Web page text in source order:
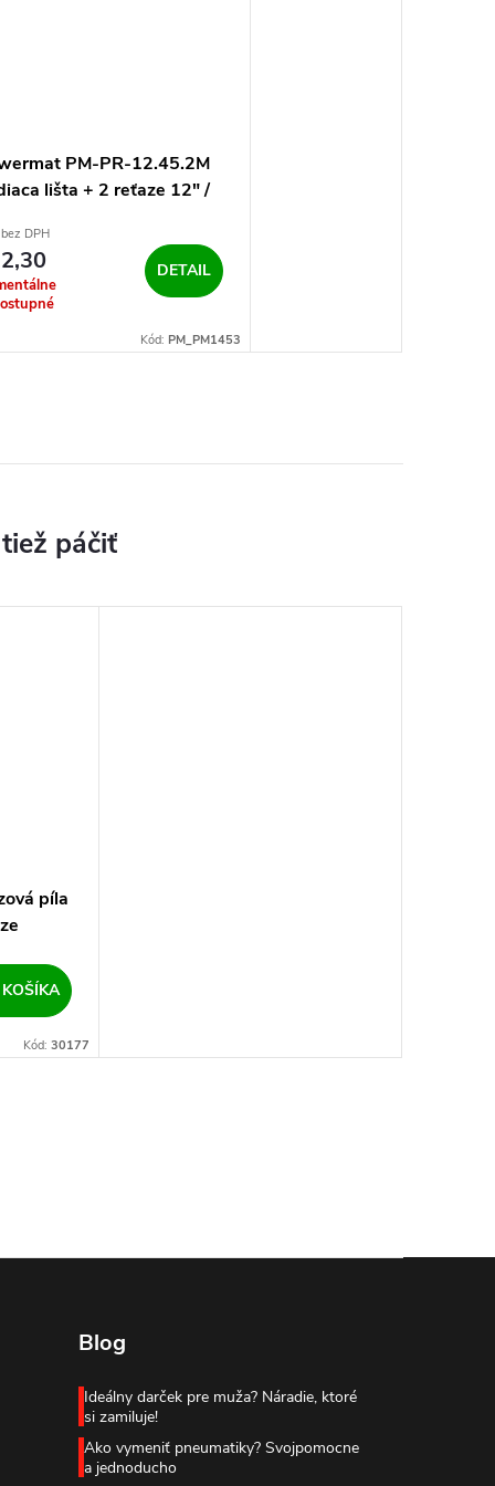
PM-PR-12.45.2M
lišta + 2 reťaze 12" /
DPH
DETAIL
Kód: PM_PM1453
píla
Kód: 30177
Blog
Ideálny darček pre muža? Náradie, ktoré
si zamiluje!
Ako vymeniť pneumatiky? Svojpomocne
a jednoducho